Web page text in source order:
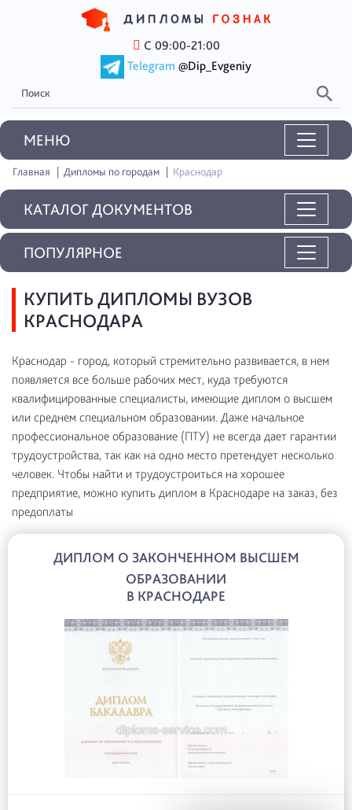
С 09:00-21:00
Telegram @Dip_Evgeniy
MEНЮ
Главная Дипломы по городам Краснодар
КАТАЛОГ ДОКУМЕНТОВ
КУПИТЬ ДИПЛОМЫ ВУЗОВ
КРАСНОДАРА
Краснодар - город, который стремительно развивается, в нем
появляется все больше рабочих мест, куда требуются
квалифицированные специалисты, имеющие диплом о высшем
или среднем специальном образовании. Даже начальное
профессиональное образование (ПТУ) не всегда дает гарантии
трудоустройства, так как на одно место претендует несколько
человек. Чтобы найти и трудоустроиться на хорошее
предприятие, можно купить диплом в Краснодаре на заказ, без
предоплаты
ДИПЛОМ О ЗАКОНЧЕННОМ ВЫСШЕМ
ОБРАЗОВАНИИ
В КРАСНОДАРЕ
ПОПУЛЯРНОЕ